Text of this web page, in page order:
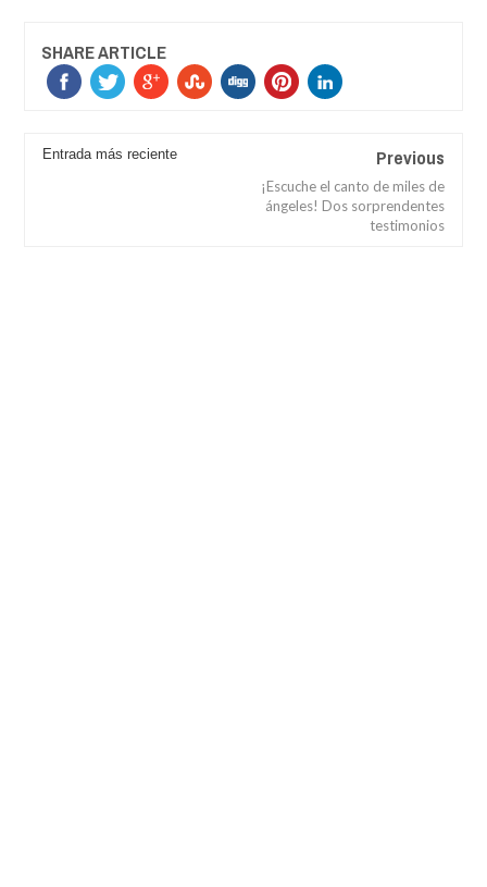
SHARE ARTICLE
Entrada más reciente Previous
¡Escuche el canto de miles de
ángeles! Dos sorprendentes
testimonios